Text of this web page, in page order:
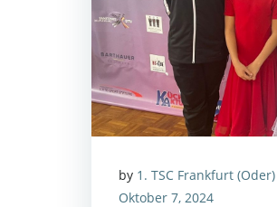
by 1. TSC Frankfurt (Oder)
Oktober 7, 2024